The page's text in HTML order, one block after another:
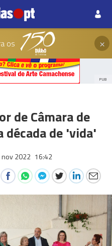
os ×
PUB
de Câmara de
década de 'vida'
nov 2022 16:42